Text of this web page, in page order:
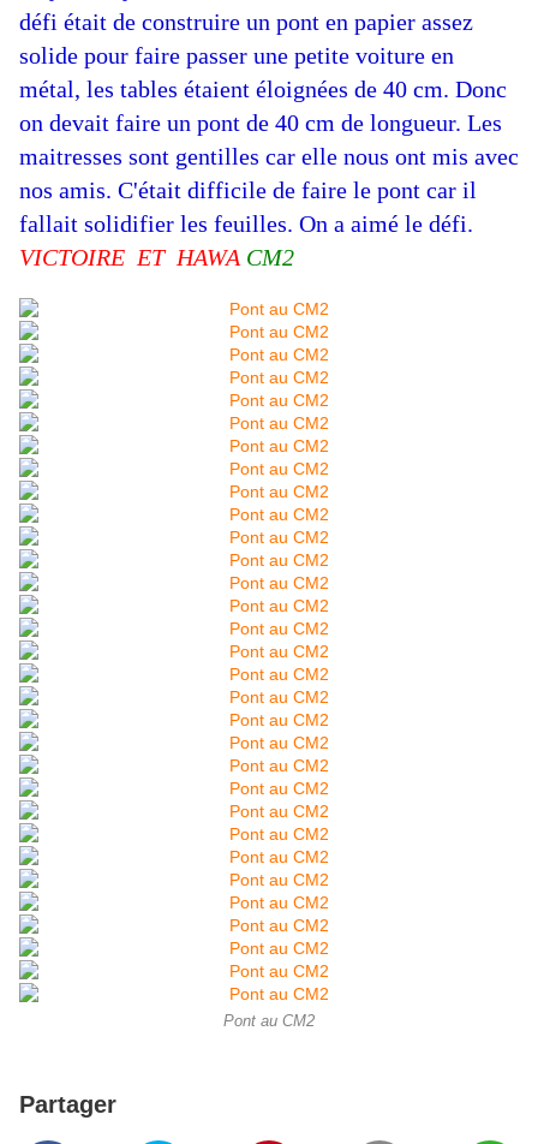
défi était de construire un pont en papier assez
solide pour faire passer une petite voiture en
métal, les tables étaient éloignées de 40 cm. Donc
on devait faire un pont de 40 cm de longueur. Les
maitresses sont gentilles car elle nous ont mis avec
nos amis. C'était difficile de faire le pont car il
fallait solidifier les feuilles. On a aimé le défi.
VICTOIRE ET HAWA CM2
Pont au CM2
Partager